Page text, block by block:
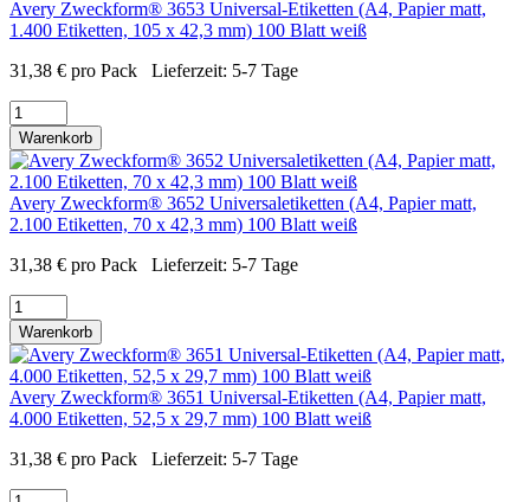
Avery Zweckform® 3653 Universal-Etiketten (A4, Papier matt,
1.400 Etiketten, 105 x 42,3 mm) 100 Blatt weiß
31,38 € pro Pack Lieferzeit: 5-7 Tage
Warenkorb
Avery Zweckform® 3652 Universaletiketten (A4, Papier matt,
2.100 Etiketten, 70 x 42,3 mm) 100 Blatt weiß
31,38 € pro Pack Lieferzeit: 5-7 Tage
Warenkorb
Avery Zweckform® 3651 Universal-Etiketten (A4, Papier matt,
4.000 Etiketten, 52,5 x 29,7 mm) 100 Blatt weiß
31,38 € pro Pack Lieferzeit: 5-7 Tage